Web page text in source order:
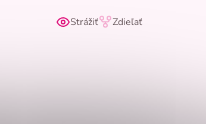
Strážiť Zdieľať